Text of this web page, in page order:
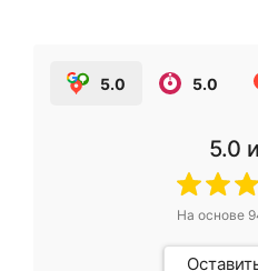
5.0 5.0
5.0
На основе